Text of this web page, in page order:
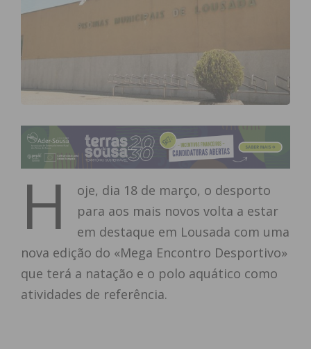
H
oje, dia 18 de março, o desporto
para aos mais novos volta a estar
em destaque em Lousada com uma
nova edição do «Mega Encontro Desportivo»
que terá a natação e o polo aquático como
atividades de referência.